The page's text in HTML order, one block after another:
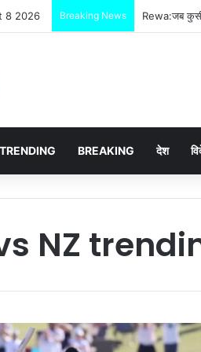
8 2026 Breaking News Rewa:जब
TRENDING BREAKING देश
NZ